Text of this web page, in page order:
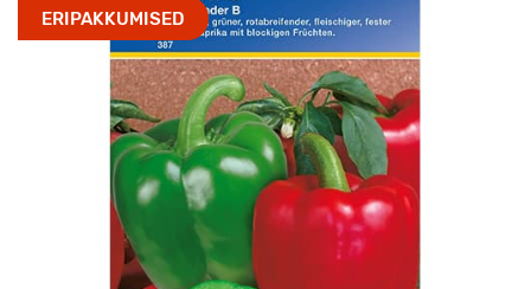
ERIPAKKUMISED